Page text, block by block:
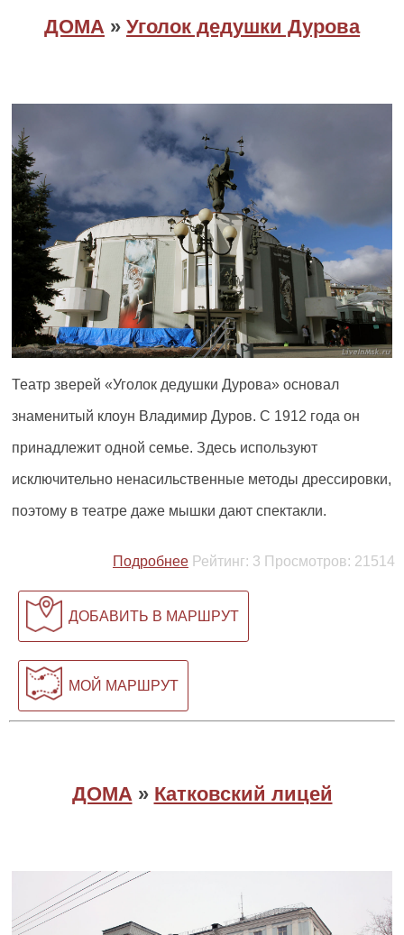
ДОМА » Уголок дедушки Дурова
Театр зверей «Уголок дедушки Дурова» основал
знаменитый клоун Владимир Дуров. С 1912 года он
принадлежит одной семье. Здесь используют
исключительно ненасильственные методы дрессировки,
поэтому в театре даже мышки дают спектакли.
Подробнее Рейтинг: 3 Просмотров: 21514
ДОБАВИТЬ В МАРШРУТ
МОЙ МАРШРУТ
ДОМА » Катковский лицей